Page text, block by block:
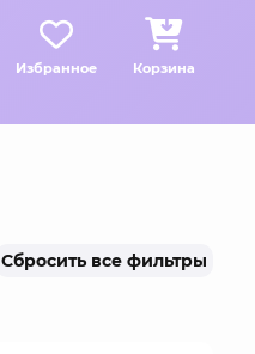
Избранное Корзина
Сбросить все фильтры